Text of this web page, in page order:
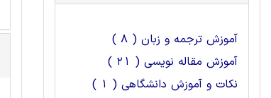
آموزش ترجمه و زبان ( 8 )
آموزش مقاله نویسی ( 21 )
نکات و آموزش دانشگاهی ( 1 )